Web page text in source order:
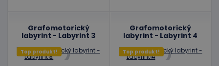
Grafomotorický
labyrint - Labyrint 3
Top produkt!
Grafomotorický
labyrint - Labyrint 4
Top produkt!